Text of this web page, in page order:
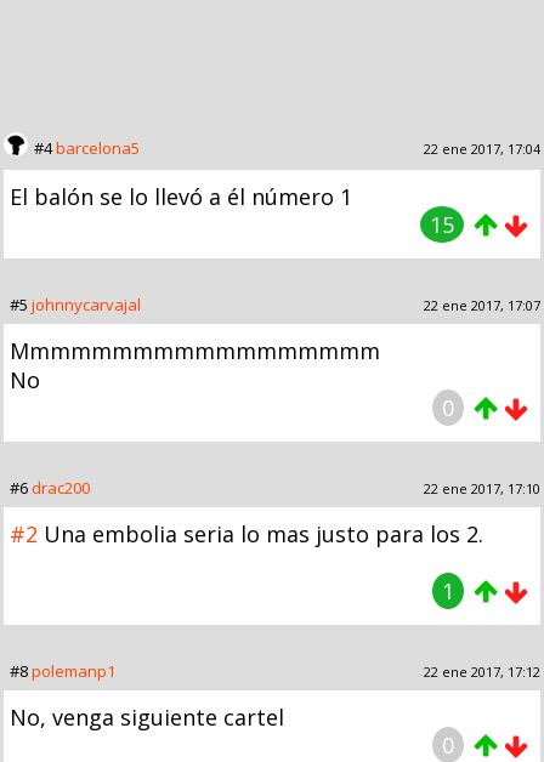
#4barcelona5 22 ene 2017, 17:04
El balón se lo llevó a él número 1
15
#5 johnnycarvajal 22 ene 2017, 17:07
Mmmmmmmmmmmmmmmmmm
No
0
#6drac200 22 ene 2017, 17:10
#2 Una embolia seria lo mas justo para los 2.
1
#8polemanp1 22 ene 2017, 17:12
No, venga siguiente cartel
0